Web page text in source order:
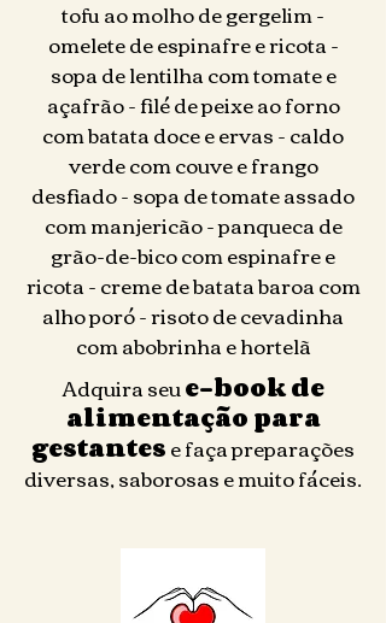
tofu ao molho de gergelim -
omelete de espinafre e ricota -
sopa de lentilha com tomate e
açafrão - filé de peixe ao forno
com batata doce e ervas - caldo
verde com couve e frango
desfiado - sopa de tomate assado
com manjericão - panqueca de
grão-de-bico com espinafre e
ricota - creme de batata baroa com
alho poró - risoto de cevadinha
com abobrinha e hortelã
Adquira seue-book de
alimentação para
gestantese faça preparações
diversas, saborosas e muito fáceis.